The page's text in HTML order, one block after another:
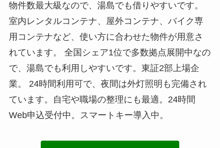
物件数最大級なので、湯島でも借りやすいです。
室内レンタルコンテナ、屋外コンテナ、バイク専
用コンテナなど、使い方に合わせた物件が用意さ
れています。 全国シェア1位で多数拠点展開中なの
で、湯島でも利用しやすいです。東証2部上場企
業。 24時間利用可で、夜間は外灯照明も完備され
ています。自宅や職場の整理にも最適。24時間
Web申込受付中。スマートキー導入中。